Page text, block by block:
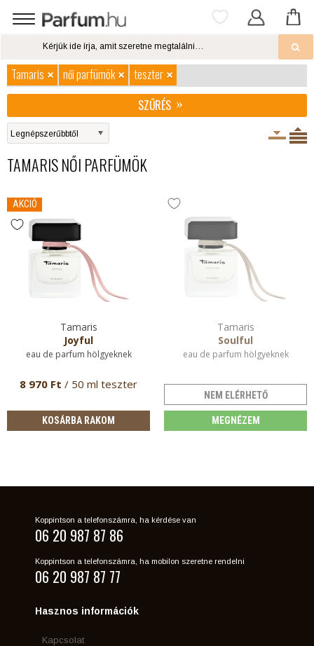
Tamaris női parfümök
teszter
SZŰRÉS
TAMARIS NŐI PARFÜMÖK
AKCIÓ
Tamaris
Joyful
eau de parfum hölgyeknek
8 970 Ft / 50 ml teszter
KOSÁRBA RAKOM
Tamaris
Soulful
eau de parfum hölgyeknek
NEM ELÉRHETŐ
MEGNÉZEM
Koppintson a telefonszámra, ha kérdése van
06 20 987 87 86
Koppintson a telefonszámra, ha mobilon szeretne rendelni
06 20 987 87 77
Hasznos információk
Kapcsolat